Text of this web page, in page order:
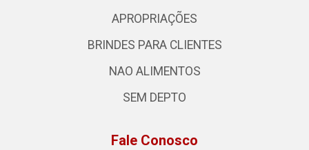
APROPRIAÇÕES
BRINDES PARA CLIENTES
NAO ALIMENTOS
SEM DEPTO
Fale Conosco